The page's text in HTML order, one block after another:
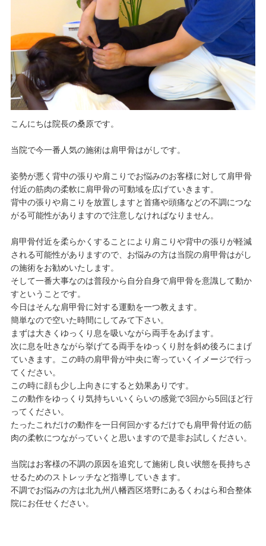
こんにちは院長の桑原です。
当院で今一番人気の施術は肩甲骨はがしです。
姿勢が悪く背中の張りや肩こりでお悩みのお客様に対して肩甲骨
付近の筋肉の柔軟に肩甲骨の可動域を広げていきます。
背中の張りや肩こりを放置しますと首痛や頭痛などの不調につな
がる可能性がありますので注意しなければなりません。
肩甲骨付近を柔らかくすることにより肩こりや背中の張りが軽減
される可能性がありますので、お悩みの方は当院の肩甲骨はがし
の施術をお勧めいたします。
そして一番大事なのは普段から自分自身で肩甲骨を意識して動か
すということです。
今日はそんな肩甲骨に対する運動を一つ教えます。
簡単なので空いた時間にしてみて下さい。
まずは大きくゆっくり息を吸いながら両手をあげます。
次に息を吐きながら挙げてる両手をゆっくり肘を斜め後ろにまげ
ていきます。この時の肩甲骨が中央に寄っていくイメージで行っ
てください。
この時に顔も少し上向きにすると効果ありです。
この動作をゆっくり気持ちいいくらいの感覚で3回から5回ほど行
ってください。
たったこれだけの動作を一日何回かするだけでも肩甲骨付近の筋
肉の柔軟につながっていくと思いますので是非お試しください。
当院はお客様の不調の原因を追究して施術し良い状態を長持ちさ
せるためのストレッチなど指導していきます。
不調でお悩みの方は北九州八幡西区塔野にあるくわはら和合整体
院にお任せください。